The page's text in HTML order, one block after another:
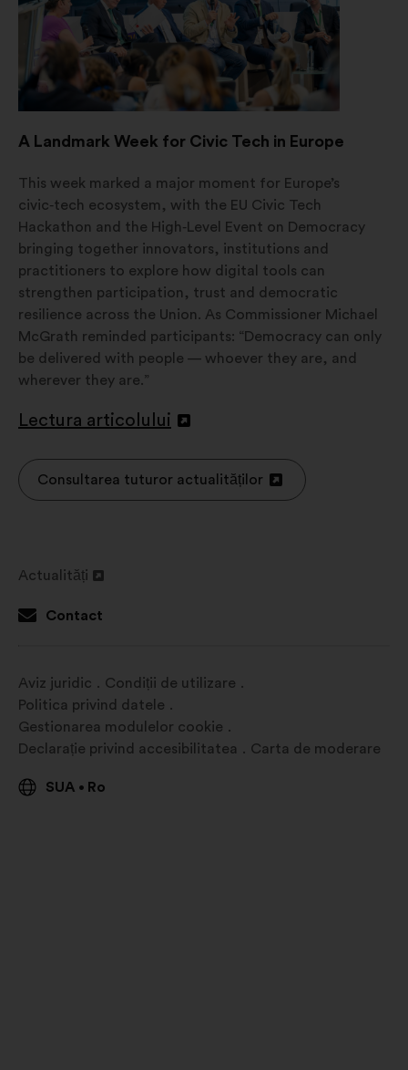
A Landmark Week for Civic Tech in Europe
This week marked a major moment for Europe’s
civic‑tech ecosystem, with the EU Civic Tech
Hackathon and the High‑Level Event on Democracy
bringing together innovators, institutions and
practitioners to explore how digital tools can
strengthen participation, trust and democratic
resilience across the Union. As Commissioner Michael
McGrath reminded participants: “Democracy can only
be delivered with people — whoever they are, and
wherever they are.”
Lectura articolului
Deschidere
o
filă
Consultarea tuturor actualităților
Actualități
Deschidere
într-
nouă
Contact
Aviz juridic
Condiții de utilizare
Politica privind datele
Gestionarea modulelor cookie
Declarație privind accesibilitatea
Carta de moderare
SUA • Ro